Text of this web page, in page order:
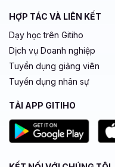
HỢP TÁC VÀ LIÊN KẾT
Dạy học trên Gitiho
Dịch vụ Doanh nghiệp
Tuyển dụng giảng viên
Tuyển dụng nhân sự
TẢI APP GITIHO